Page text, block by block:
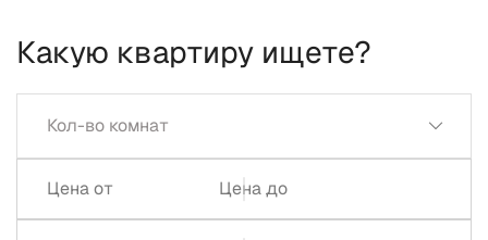
Какую квартиру ищете?
Кол-во комнат